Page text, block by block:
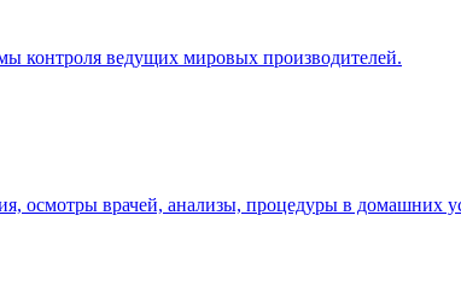
контроля ведущих мировых производителей.
осмотры врачей, анализы, процедуры в домашних